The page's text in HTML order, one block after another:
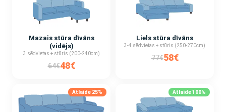
Mazais stūra dīvāns
(vidējs)
3 sēdvietas + stūris (200-240cm)
64€48€
Liels stūra dīvāns
3-4 sēdvietas + stūris (250-270cm)
77€58€
Atlaide 25% Atlaide 100%